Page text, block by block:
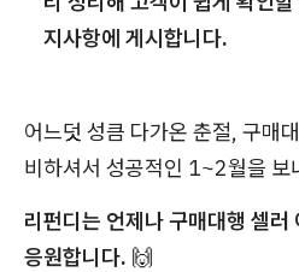
지사항에 게시합니다.
어느덧 성큼 다가온 춘절, 구매
비하셔서 성공적인 1~2월을 보
리펀디는 언제나 구매대행 셀
응원합니다. 🙌